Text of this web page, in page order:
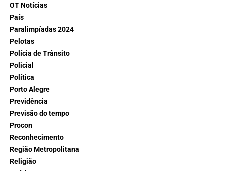
OT Notícias
País
Paralimpíadas 2024
Pelotas
Polícia de Trânsito
Policial
Política
Porto Alegre
Previdência
Previsão do tempo
Procon
Reconhecimento
Região Metropolitana
Religião